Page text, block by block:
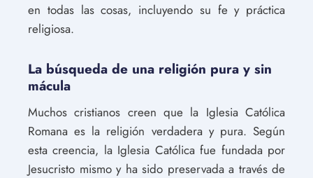
en todas las cosas, incluyendo su fe y práctica
religiosa.
La búsqueda de una religión pura y sin
mácula
Muchos cristianos creen que la Iglesia Católica
Romana es la religión verdadera y pura. Según
esta creencia, la Iglesia Católica fue fundada por
Jesucristo mismo y ha sido preservada a través de